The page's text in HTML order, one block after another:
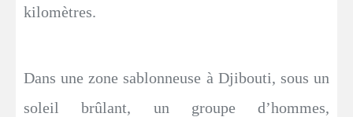
kilomètres.
Dans une zone sablonneuse à Djibouti, sous un
soleil brûlant, un groupe d’hommes,